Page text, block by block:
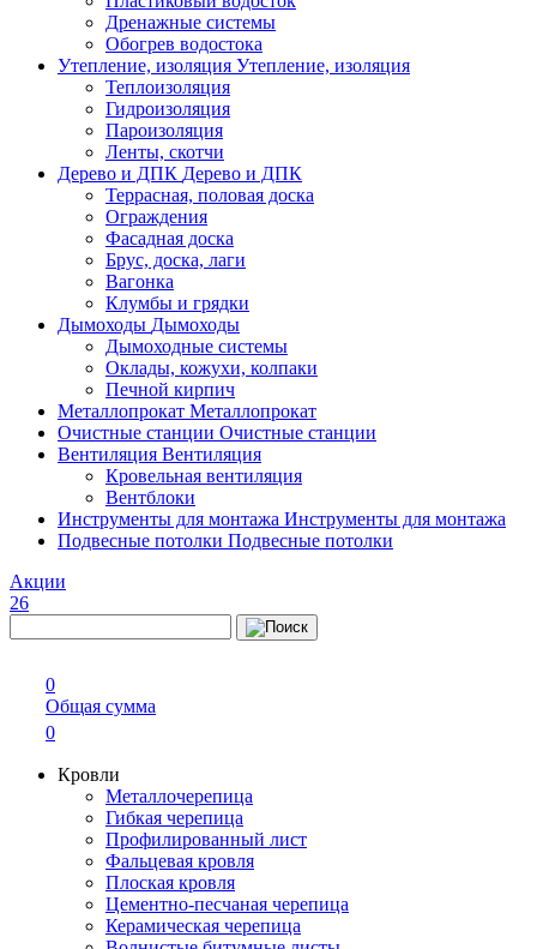
Дренажные системы
Обогрев водостока
Утепление, изоляция Утепление, изоляция
Теплоизоляция
Гидроизоляция
Пароизоляция
Ленты, скотчи
Дерево и ДПК Дерево и ДПК
Террасная, половая доска
Ограждения
Фасадная доска
Брус, доска, лаги
Вагонка
Клумбы и грядки
Дымоходы Дымоходы
Дымоходные системы
Оклады, кожухи, колпаки
Печной кирпич
Металлопрокат Металлопрокат
Очистные станции Очистные станции
Вентиляция Вентиляция
Кровельная вентиляция
Вентблоки
Инструменты для монтажа Инструменты для монтажа
Подвесные потолки Подвесные потолки
Акции
26
0
Общая сумма
0
Кровли
Металлочерепица
Гибкая черепица
Профилированный лист
Фальцевая кровля
Плоская кровля
Цементно-песчаная черепица
Керамическая черепица